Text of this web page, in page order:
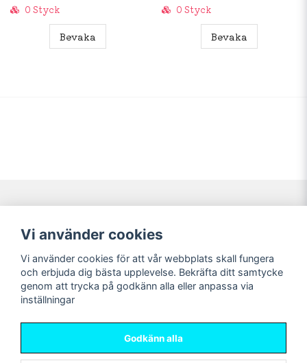
0 Styck
Bevaka
0 Styck
Bevaka
Navigering
Nyheter!
Förbeställning
Mitt konto
Logga in
Registrera dig
Glömt lösenord?
Sociala medier
Vi använder cookies
Vi använder cookies för att vår webbplats skall fungera
och erbjuda dig bästa upplevelse. Bekräfta ditt samtycke
genom att trycka på godkänn alla eller anpassa via
inställningar
Godkänn alla